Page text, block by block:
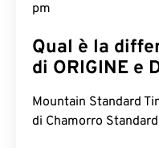
pm
Qual è la
di ORIGINE e
Mountain Standard
di Chamorro